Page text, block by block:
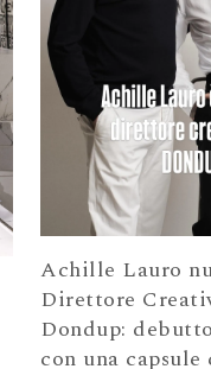
Achille Lauro
Direttore
Dondup:
con una